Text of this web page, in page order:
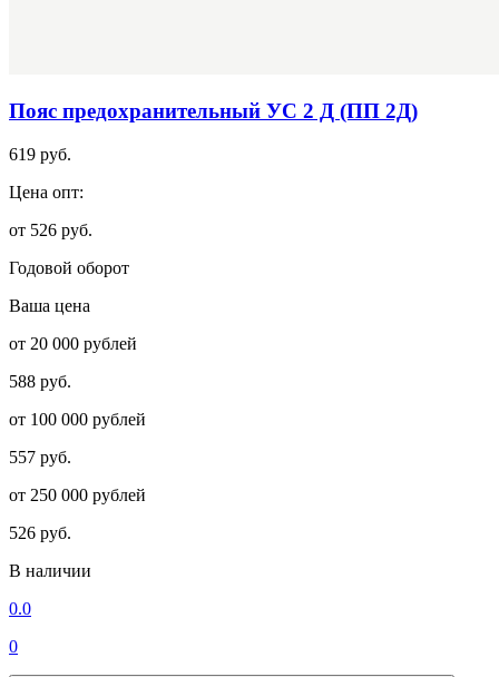
Пояс предохранительный УС 2 Д (ПП 2Д)
619 руб.
Цена опт:
от 526 руб.
Годовой оборот
Ваша цена
от 20 000 рублей
588 руб.
от 100 000 рублей
557 руб.
от 250 000 рублей
526 руб.
В наличии
0.0
0